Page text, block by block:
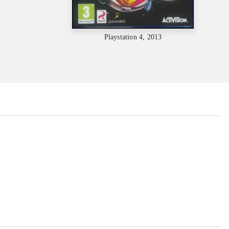
Playstation 4, 2013